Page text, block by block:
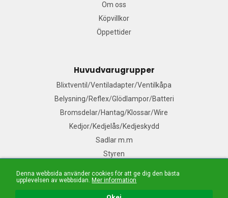
Denna webbsida använder cookies för att ge dig den bästa
upplevelsen av webbsidan.Mer information
Om oss
Köpvillkor
Öppettider
Huvudvarugrupper
Blixtventil/Ventiladapter/Ventilkåpa
Belysning/Reflex/Glödlampor/Batteri
Bromsdelar/Hantag/Klossar/Wire
Kedjor/Kedjelås/Kedjeskydd
Sadlar m.m
Styren
Mail:
| Tel: 076-140 91 99| E-handelslösning från